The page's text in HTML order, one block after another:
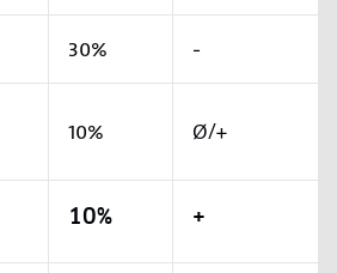
30% -
10% Ø/+
10% +